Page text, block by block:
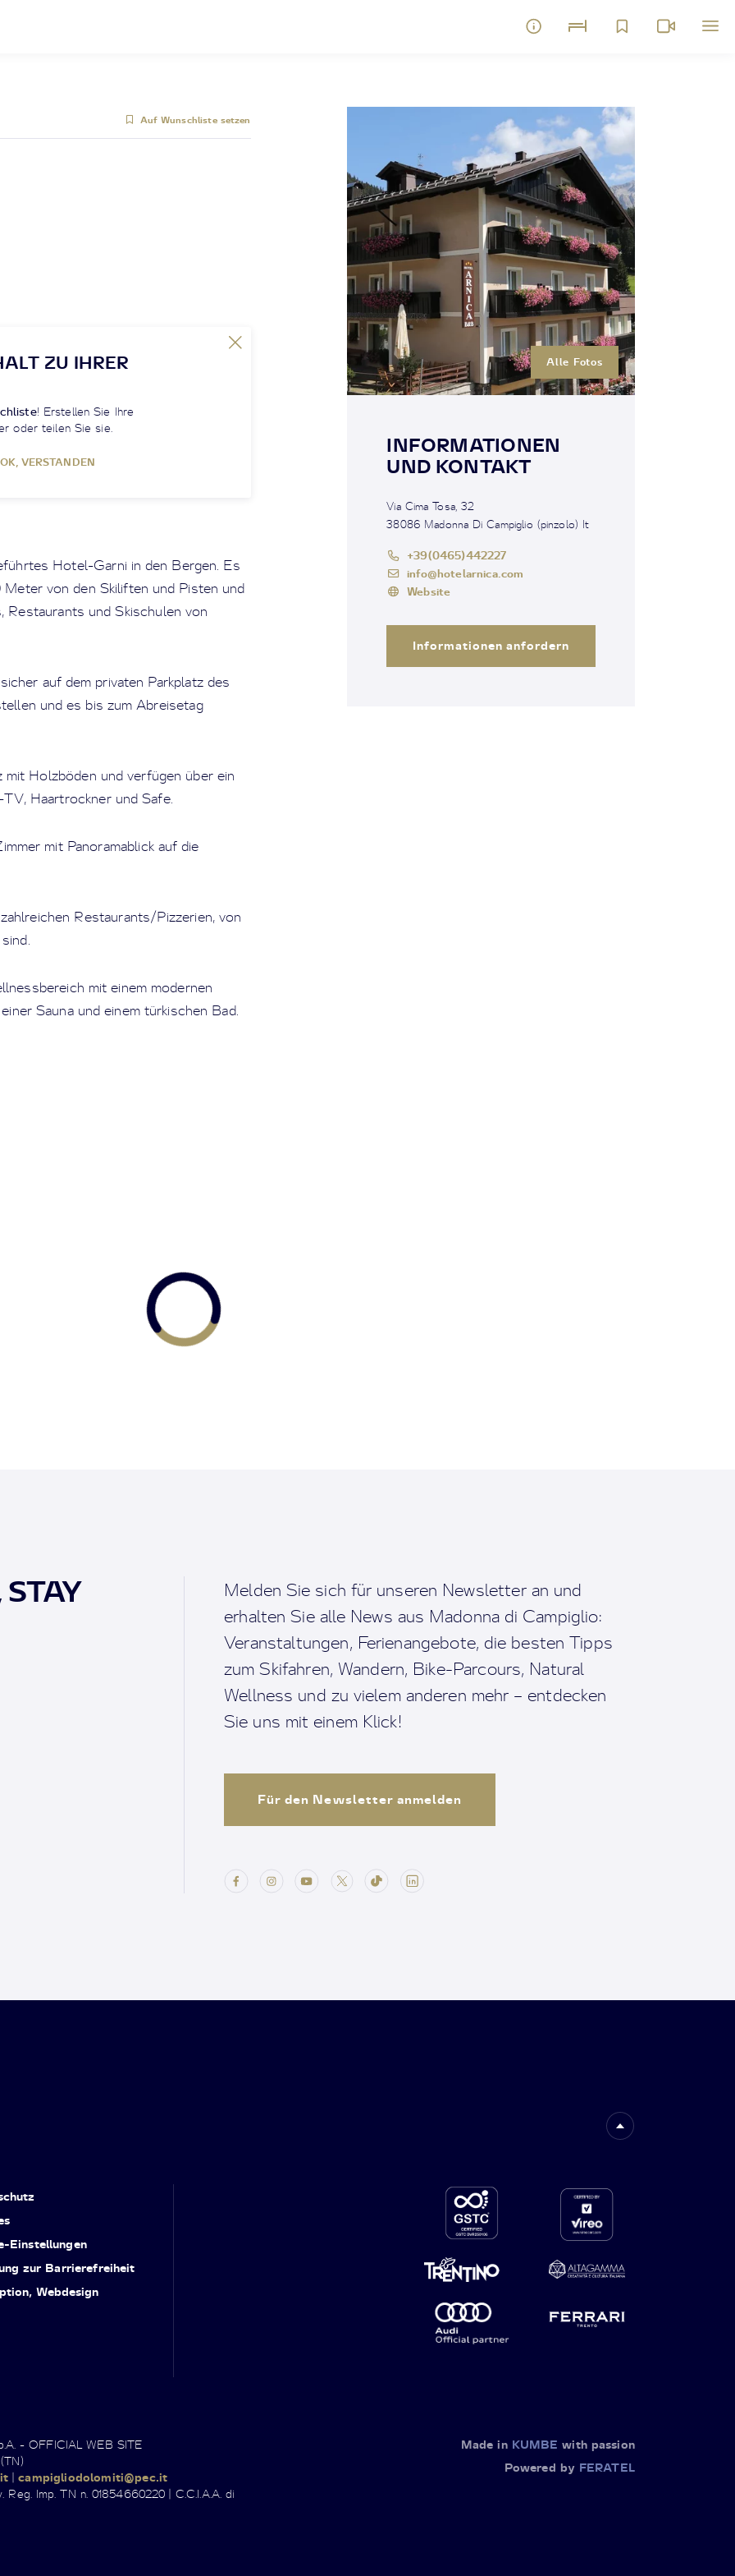
Auf Wunschliste setzen
ZU IHRER
! Erstellen Sie Ihre
oder teilen Sie sie.
OK, VERSTANDEN
Hotel-Garni in den Bergen. Es
von den Skiliften und Pisten und
Restaurants und Skischulen von
auf dem privaten Parkplatz des
und es bis zum Abreisetag
Holzböden und verfügen über ein
Haartrockner und Safe.
mit Panoramablick auf die
Restaurants/Pizzerien, von
mit einem modernen
Sauna und einem türkischen Bad.
Alle Fotos
INFORMATIONEN
UND KONTAKT
Via Cima Tosa, 32
38086 Madonna Di Campiglio (pinzolo) It
+39(0465)442227
info@hotelarnica.com
Website
Informationen anfordern
STAY
Melden Sie sich für unseren Newsletter an und
erhalten Sie alle News aus Madonna di Campiglio:
Veranstaltungen, Ferienangebote, die besten Tipps
zum Skifahren, Wandern, Bike-Parcours, Natural
Wellness und zu vielem anderen mehr – entdecken
Sie uns mit einem Klick!
Für den Newsletter anmelden
Einstellungen
zur Barrierefreiheit
Webdesign
- OFFICIAL WEB SITE
|campigliodolomiti@pec.it
Imp. TN n. 01854660220 | C.C.I.A.A. di
Made in KUMBE with passion
Powered by FERATEL